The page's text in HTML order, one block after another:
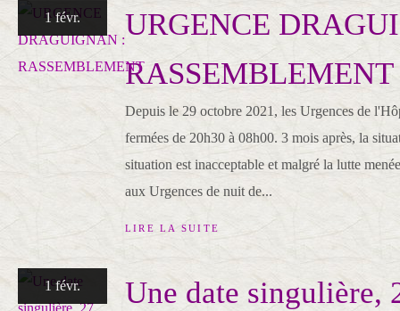
1 févr.
URGENCE
RASSEMBLEMENT
Depuis le 29 octobre 2021, les Urgences de
fermées de 20h30 à 08h00. 3 mois après, la
situation est inacceptable et malgré la lutte
aux Urgences de nuit de...
LIRE LA SUITE
1 févr.
Une date singulière,